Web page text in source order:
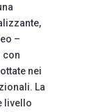
–
con
nei
La
livello